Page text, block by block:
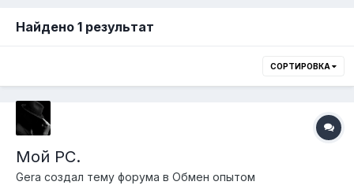
Найдено 1 результат
СОРТИРОВКА
Мой РС.
Gera создал тему форума в Обмен опытом